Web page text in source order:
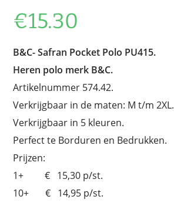
€15.30
B&C- Safran Pocket Polo PU415.
Heren polo merk B&C.
Artikelnummer 574.42.
Verkrijgbaar in de maten: M t/m 2XL.
Verkrijgbaar in 5 kleuren.
Perfect te Borduren en Bedrukken.
Prijzen:
1+ € 15,30 p/st.
10+ € 14,95 p/st.